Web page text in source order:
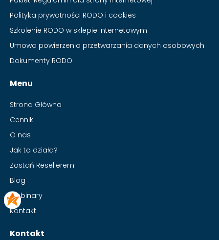
Polityka prywatności RODO i cookies
Szkolenie RODO w sklepie internetowym
Umowa powierzenia przetwarzania danych osobowych
Dokumenty RODO
Menu
Strona Główna
Cennik
O nas
Jak to działa?
Zostań Resellerem
Blog
Webinary
Kontakt
Kontakt